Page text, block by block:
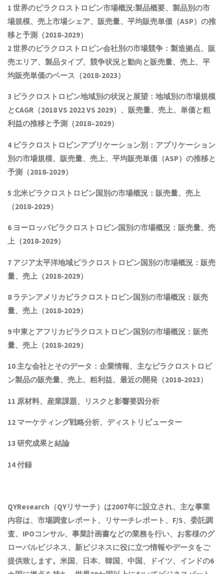
1 世界のピラクロストロビン市場概況:製品概要、製品別の市
場規模、売上市場シェア、販売量、平均販売単価（ASP）の推
移と予測（2018-2029）
2 世界のピラクロストロビン会社別の市場競争：製造拠点、販
売エリア、製品タイプ、競争状況と動向と販売量、売上、平
均販売単価のベース（2018-2023）
3 ピラクロストロビン地域別の状況と展望：地域別の市場規模
とCAGR（2018 VS 2022 VS 2029）、販売量、売上、単価と粗
利益の推移と予測（2018–2029）
4 ピラクロストロビンアプリケーション別：アプリケーション
別の市場規模、 販売量、売上、平均販売単価（ASP）の推移と
予測（2018-2029）
5 北米ピラクロストロビン国別の市場概況：販売量、売上
（2018-2029）
6 ヨーロッパピラクロストロビン国別の市場概況：販売量、売
上（2018-2029）
7 アジア太平洋地域ピラクロストロビン国別の市場概況：販売
量、売上（2018-2029）
8 ラテンアメリカピラクロストロビン国別の市場概況：販売
量、売上（2018-2029）
9 中東とアフリカピラクロストロビン国別の市場概況：販売
量、売上（2018-2029）
10 主な会社とそのデータ：企業情報、主なピラクロストロビ
ン製品の販売量、売上、粗利益、最近の開発（2018-2023）
11 原材料、産業課題、リスクと影響要因分析
12 マーケティング戦略分析、ディストリビューター
13 研究成果と結論
14 付録
QYResearch（QYリサーチ）は2007年に設立され、主な事業
内容は、市場調査レポート、リサーチレポート、F/S、委託調
査、IPOコンサル、事業計画書などの業務を行い、お客様のグ
ローバルビジネス、新ビジネスに役に立つ情報やデータをご
提供致します。米国、日本、韓国、中国、ドイツ、 インドの6